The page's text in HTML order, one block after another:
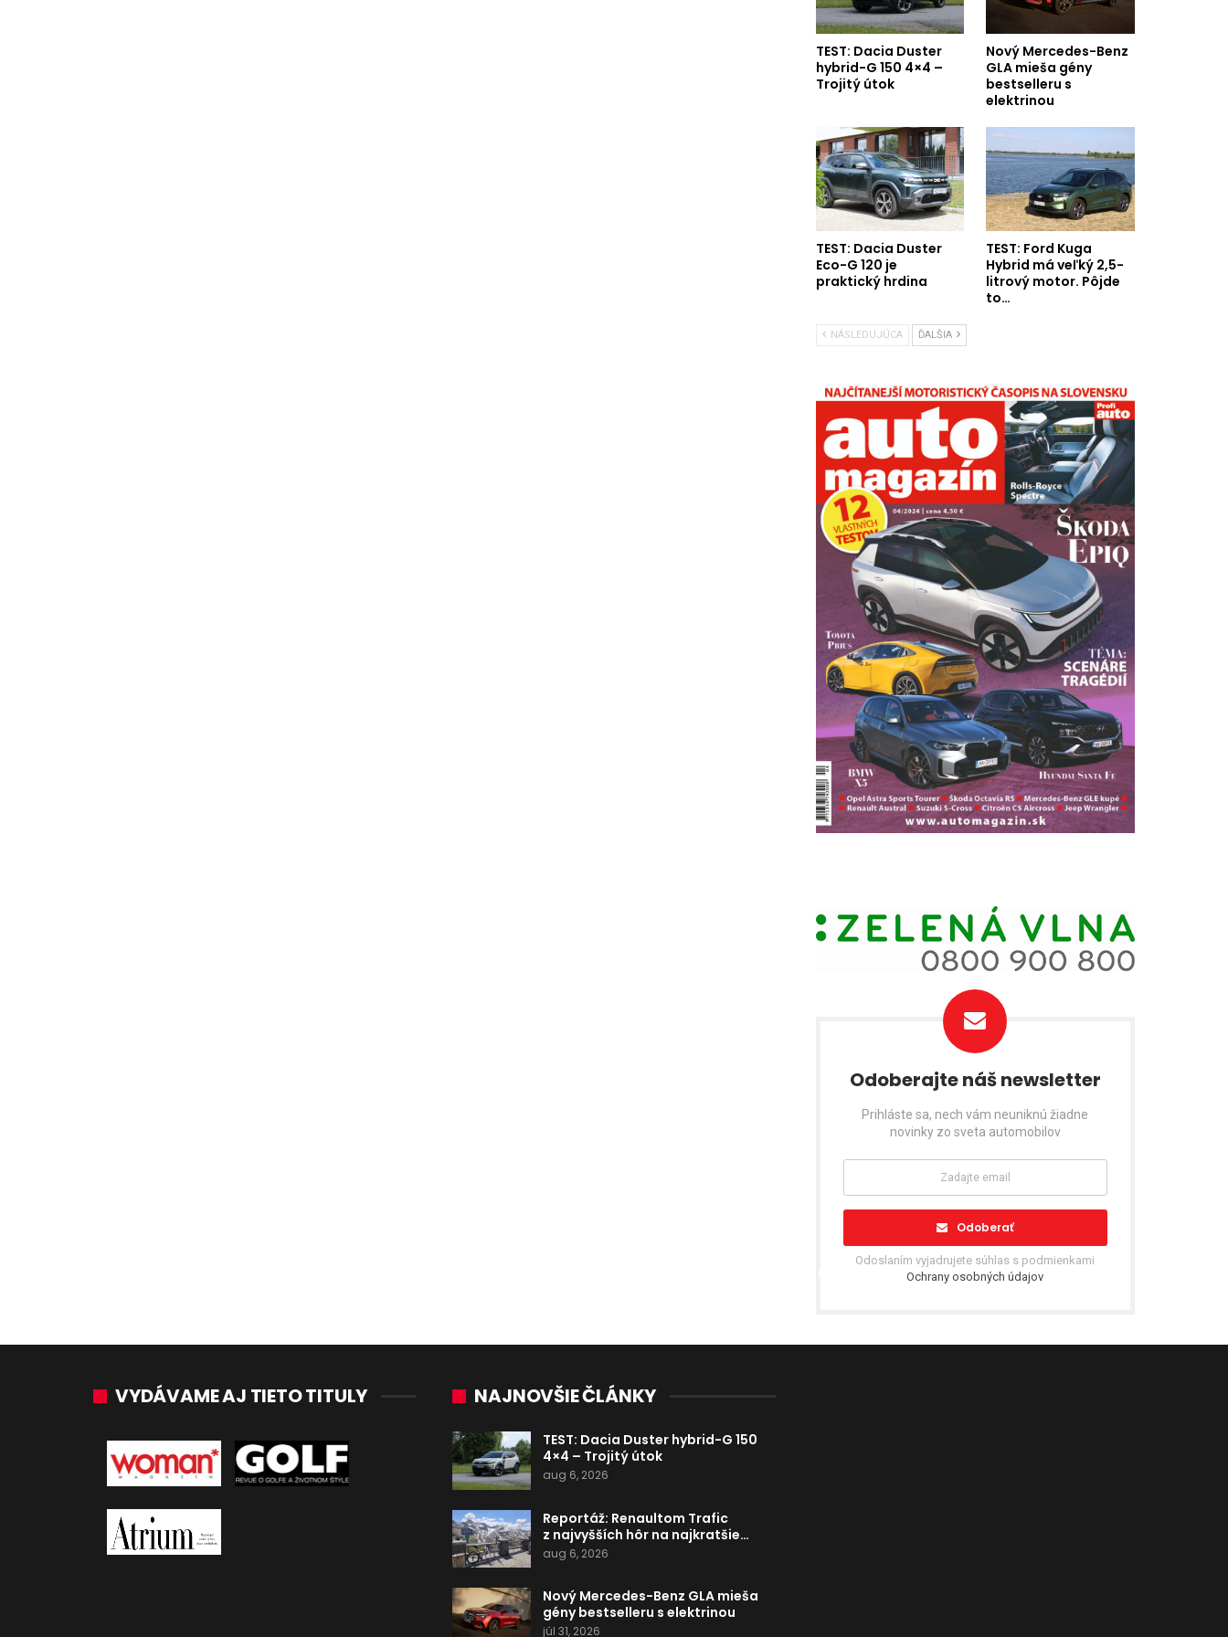
TEST: Dacia Duster
hybrid-G 150 4×4 –
Trojitý útok
Nový Mercedes-Benz
GLA mieša gény
bestselleru s
elektrinou
TEST: Dacia Duster
Eco-G 120 je
praktický hrdina
TEST: Ford Kuga
Hybrid má veľký 2,5-
litrový motor. Pôjde
to…
NÁSLEDUJÚCA ĎALŠIA
Odoberajte náš newsletter
Prihláste sa, nech vám neuniknú žiadne
novinky zo sveta automobilov
Odoberať
Odoslaním vyjadrujete súhlas s podmienkami
Ochrany osobných údajov
VYDÁVAME AJ TIETO TITULY NAJNOVŠIE ČLÁNKY
TEST: Dacia Duster hybrid-G 150
4×4 – Trojitý útok
aug 6, 2026
Reportáž: Renaultom Trafic
z najvyšších hôr na najkratšie…
aug 6, 2026
Nový Mercedes-Benz GLA mieša
gény bestselleru s elektrinou
júl 31, 2026